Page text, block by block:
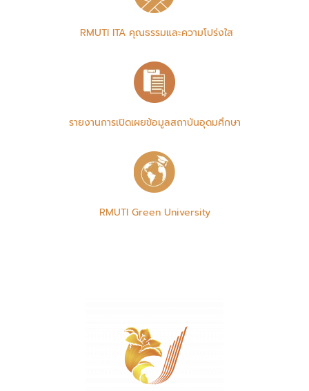
RMUTI ITA คุณธรรมและความโปร่งใส
รายงานการเปิดเผยข้อมูลสถาบันอุดมศึกษา
RMUTI Green University